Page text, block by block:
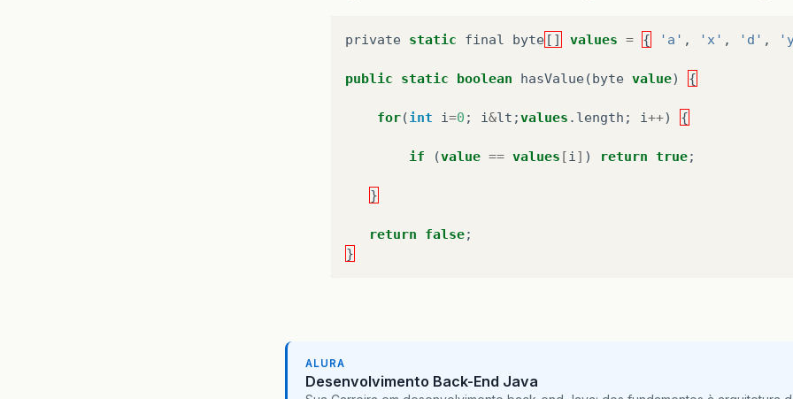
private static final byte [] values = { 'a' , 'x' , 'd' ,
public static boolean hasValue(byte value) {
for(int i=0 ; i&lt ;values . length ; i++) {
if (value == values [i ] ) return true;
}
return false;
}
ALURA
Desenvolvimento Back-End Java